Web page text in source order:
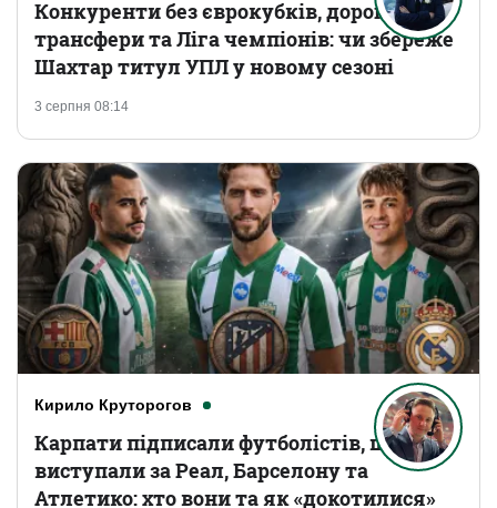
3 серпня 08:14
Конкуренти без єврокубків, дорогі
трансфери та Ліга чемпіонів: чи збереже
Шахтар титул УПЛ у новому сезоні
Кирило Круторогов
Карпати підписали футболістів, що
виступали за Реал, Барселону та
Атлетико: хто вони та як «докотилися»